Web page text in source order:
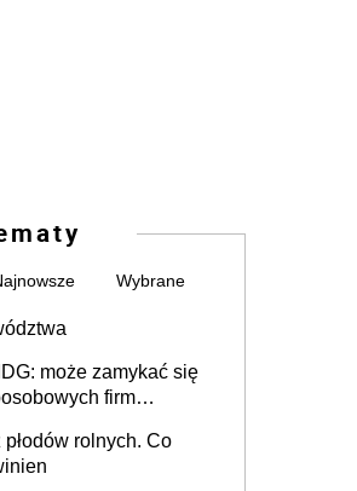
Wybrane
może zamykać się
firm
rolnych. Co